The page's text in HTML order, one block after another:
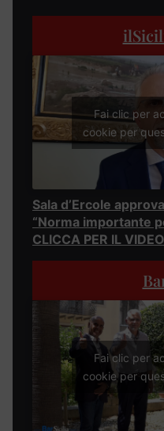
Fai clic per
cookie per
Sala d’Ercole
“Norma importante
CLICCA PER IL VIDEO
Fai clic per
cookie per